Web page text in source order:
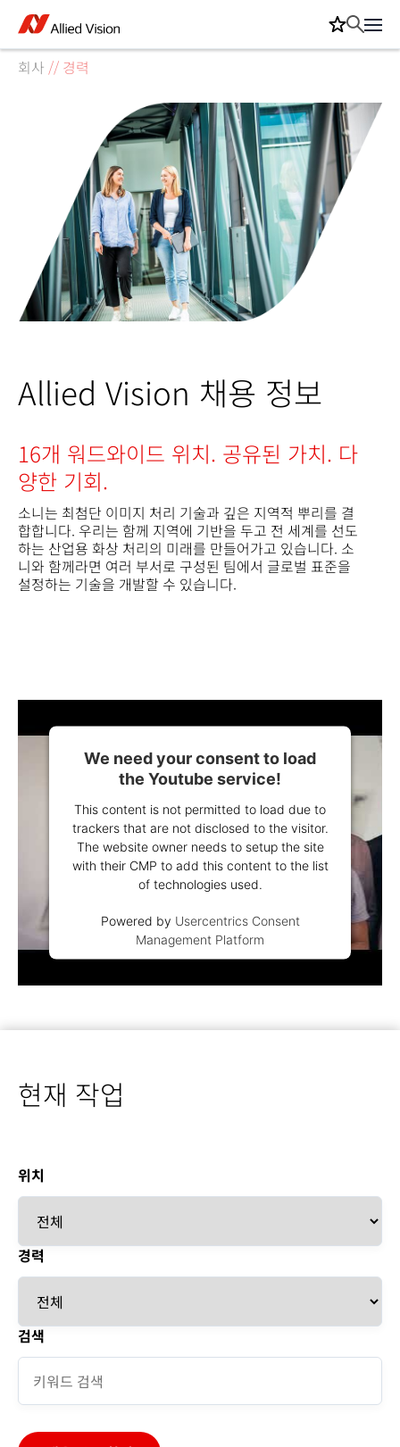
회사 // 경력
Allied Vision 채용 정보
16개 워드와이드 위치. 공유된 가치. 다
양한 기회.
소니는 최첨단 이미지 처리 기술과 깊은 지역적 뿌리를 결
합합니다. 우리는 함께 지역에 기반을 두고 전 세계를 선도
하는 산업용 화상 처리의 미래를 만들어가고 있습니다. 소
니와 함께라면 여러 부서로 구성된 팀에서 글로벌 표준을
설정하는 기술을 개발할 수 있습니다.
We need your consent to load
the Youtube service!
This content is not permitted to load due to
trackers that are not disclosed to the visitor.
The website owner needs to setup the site
with their CMP to add this content to the list
of technologies used.
Powered by Usercentrics Consent
Management Platform
현재 작업
위치
경력
검색